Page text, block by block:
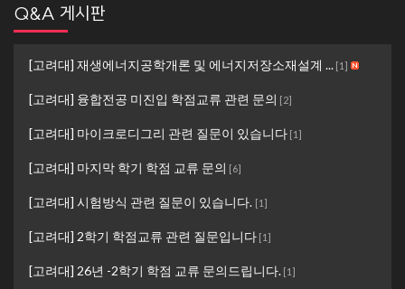
Q&A 게시판
[고려대] 재생에너지공학개론 및 에너지저장소재설계 ... [1]
[고려대] 융합전공 미진입 학점교류 관련 문의 [2]
[고려대] 마이크로디그리 관련 질문이 있습니다 [1]
[고려대] 마지막 학기 학점 교류 문의 [6]
[고려대] 시험방식 관련 질문이 있습니다. [1]
[고려대] 2학기 학점교류 관련 질문입니다 [1]
[고려대] 26년 -2학기 학점 교류 문의드립니다. [1]